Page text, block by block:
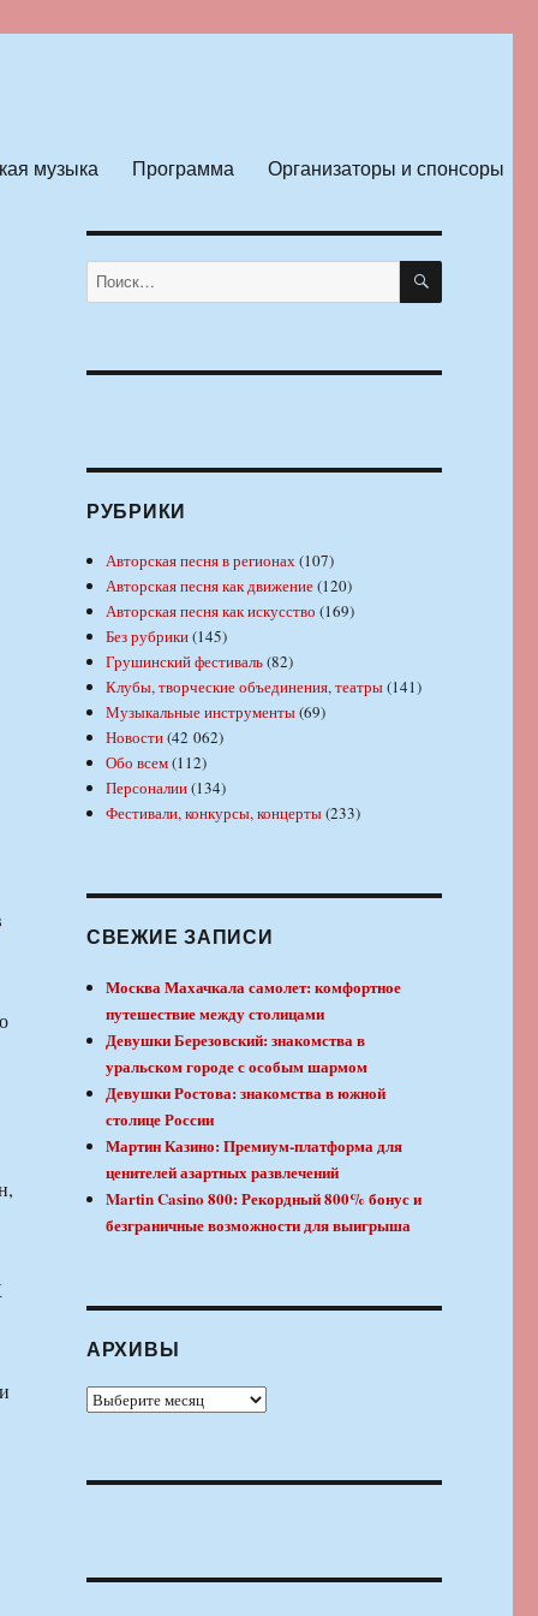
музыка Программа Организаторы и спонсоры
Искать: ПОИСК
РУБРИКИ
Авторская песня в регионах(107)
Авторская песня как движение(120)
Авторская песня как искусство (169)
Без рубрики(145)
Грушинский фестиваль(82)
Клубы, творческие объединения, театры(141)
Музыкальные инструменты(69)
Новости(42 062)
Обо всем(112)
Персоналии(134)
Фестивали, конкурсы, концерты(233)
СВЕЖИЕ ЗАПИСИ
Москва Махачкала самолет: комфортное
путешествие между столицами
Девушки Березовский: знакомства в
уральском городе с особым шармом
Девушки Ростова: знакомства в южной
столице России
Мартин Казино: Премиум-платформа для
ценителей азартных развлечений
Martin Casino 800: Рекордный 800% бонус и
безграничные возможности для выигрыша
АРХИВЫ
Архивы